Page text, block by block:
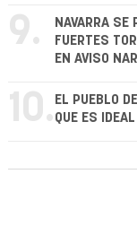
9.
NAVARRA SE
FUERTES
EN AVISO
10. EL PUEBLO
QUE ES